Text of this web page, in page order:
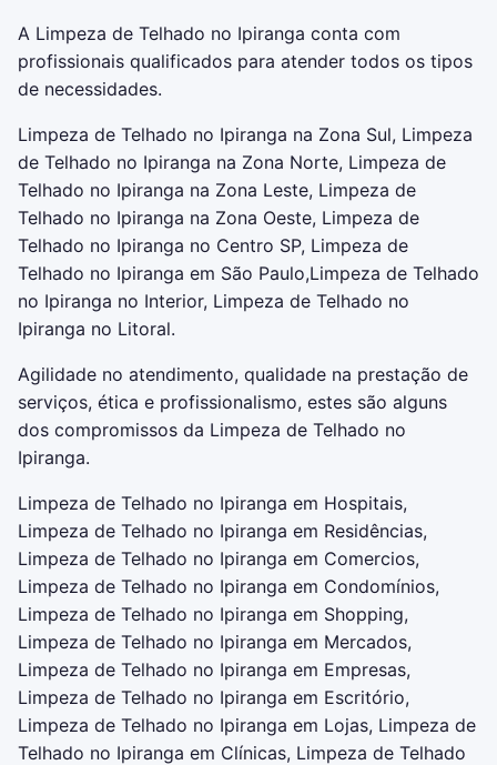
A Limpeza de Telhado no Ipiranga conta com
profissionais qualificados para atender todos os tipos
de necessidades.
Limpeza de Telhado no Ipiranga na Zona Sul, Limpeza
de Telhado no Ipiranga na Zona Norte, Limpeza de
Telhado no Ipiranga na Zona Leste, Limpeza de
Telhado no Ipiranga na Zona Oeste, Limpeza de
Telhado no Ipiranga no Centro SP, Limpeza de
Telhado no Ipiranga em São Paulo,Limpeza de Telhado
no Ipiranga no Interior, Limpeza de Telhado no
Ipiranga no Litoral.
Agilidade no atendimento, qualidade na prestação de
serviços, ética e profissionalismo, estes são alguns
dos compromissos da Limpeza de Telhado no
Ipiranga.
Limpeza de Telhado no Ipiranga em Hospitais,
Limpeza de Telhado no Ipiranga em Residências,
Limpeza de Telhado no Ipiranga em Comercios,
Limpeza de Telhado no Ipiranga em Condomínios,
Limpeza de Telhado no Ipiranga em Shopping,
Limpeza de Telhado no Ipiranga em Mercados,
Limpeza de Telhado no Ipiranga em Empresas,
Limpeza de Telhado no Ipiranga em Escritório,
Limpeza de Telhado no Ipiranga em Lojas, Limpeza de
Telhado no Ipiranga em Clínicas, Limpeza de Telhado